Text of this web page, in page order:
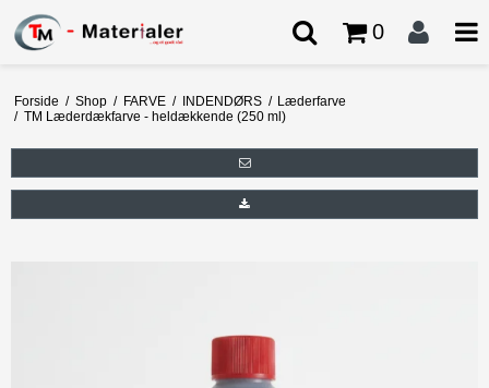
0
Forside / Shop / FARVE / INDENDØRS / Læderfarve
/ TM Læderdækfarve - heldækkende (250 ml)